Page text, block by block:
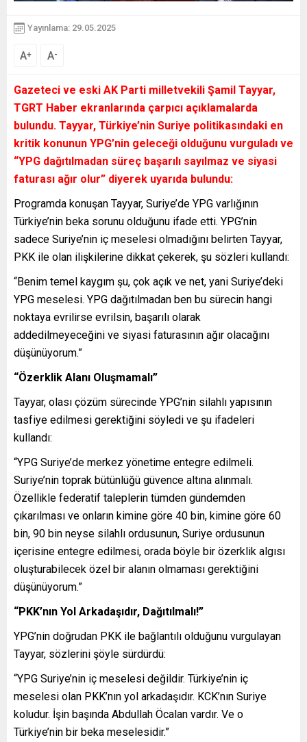
Yayınlama: 29.05.2025
A+ A-
Gazeteci ve eski AK Parti milletvekili Şamil Tayyar,
TGRT Haber ekranlarında çarpıcı açıklamalarda
bulundu. Tayyar, Türkiye’nin Suriye politikasındaki en
kritik konunun YPG’nin geleceği olduğunu vurguladı ve
“YPG dağıtılmadan süreç başarılı sayılmaz ve siyasi
faturası ağır olur” diyerek uyarıda bulundu:
Programda konuşan Tayyar, Suriye’de YPG varlığının
Türkiye’nin beka sorunu olduğunu ifade etti. YPG’nin
sadece Suriye’nin iç meselesi olmadığını belirten Tayyar,
PKK ile olan ilişkilerine dikkat çekerek, şu sözleri kullandı:
“Benim temel kaygım şu, çok açık ve net, yani Suriye’deki
YPG meselesi. YPG dağıtılmadan ben bu sürecin hangi
noktaya evrilirse evrilsin, başarılı olarak
addedilmeyeceğini ve siyasi faturasının ağır olacağını
düşünüyorum.”
“Özerklik Alanı Oluşmamalı”
Tayyar, olası çözüm sürecinde YPG’nin silahlı yapısının
tasfiye edilmesi gerektiğini söyledi ve şu ifadeleri
kullandı:
“YPG Suriye’de merkez yönetime entegre edilmeli.
Suriye’nin toprak bütünlüğü güvence altına alınmalı.
Özellikle federatif taleplerin tümden gündemden
çıkarılması ve onların kimine göre 40 bin, kimine göre 60
bin, 90 bin neyse silahlı ordusunun, Suriye ordusunun
içerisine entegre edilmesi, orada böyle bir özerklik algısı
oluşturabilecek özel bir alanın olmaması gerektiğini
düşünüyorum.”
“PKK’nın Yol Arkadaşıdır, Dağıtılmalı!”
YPG’nin doğrudan PKK ile bağlantılı olduğunu vurgulayan
Tayyar, sözlerini şöyle sürdürdü:
“YPG Suriye’nin iç meselesi değildir. Türkiye’nin iç
meselesi olan PKK’nın yol arkadaşıdır. KCK’nın Suriye
koludur. İşin başında Abdullah Öcalan vardır. Ve o
Türkiye’nin bir beka meselesidir.”